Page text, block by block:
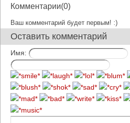
Комментарии(0)
Ваш комментарий будет первым! :)
Оставить комментарий
Имя: